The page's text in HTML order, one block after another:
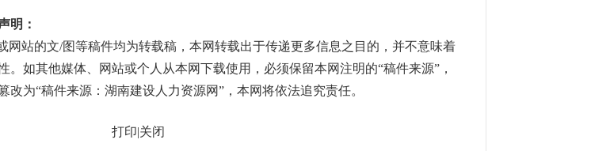
明：
网站的文/图等稿件均为转载稿，本网转载出于传递更多信息之目的，并不意味着
。如其他媒体、网站或个人从本网下载使用，必须保留本网注明的“稿件来源”，
改为“稿件来源：湖南建设人力资源网”，本网将依法追究责任。
打印|关闭